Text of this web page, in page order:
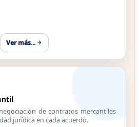
Ver más...
de contratos mercantiles
jurídica en cada acuerdo.